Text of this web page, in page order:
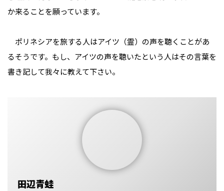
か来ることを願っています。
ポリネシアを旅する人はアイツ（霊）の声を聴くことがあ
るそうです。もし、アイツの声を聴いたという人はその言葉を
書き記して我々に教えて下さい。
田辺青蛙